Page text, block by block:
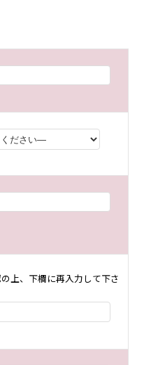
上、下欄に再入力して下さ